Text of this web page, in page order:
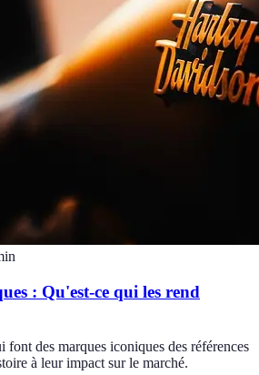
: Qu'est-ce qui les rend
font des marques iconiques des références
à leur impact sur le marché.